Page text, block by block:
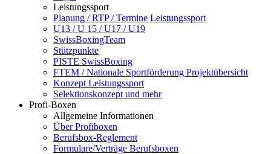
Leistungssport
Planung / RTP / Termine Leistungssport
U13 / U 15 / U17 / U19
SwissBoxingTeam
Stützpunkte
PISTE SwissBoxing
FTEM / Nationale Sportförderung Projektübersicht
Konzept Leistungssport
Selektionskonzept und mehr
Profi-Boxen
Allgemeine Informationen
Über Profiboxen
Berufsbox-Reglement
Formulare/Verträge Berufsboxen